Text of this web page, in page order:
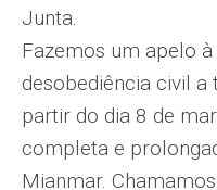
Junta.
Fazemos um apelo
desobediência civil
partir do dia 8 de
completa e
Mianmar.